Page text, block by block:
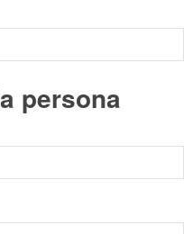
persona